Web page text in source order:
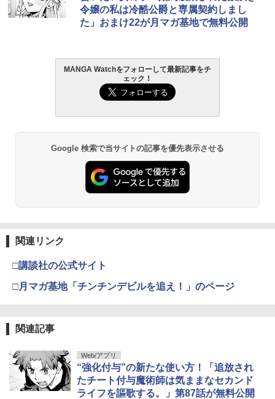
令嬢の私は冷酷公爵と専属契約しまし
た」おまけ22が月マガ基地で無料公開
MANGA Watchをフォローして最新記事をチ
ェック！
Google 検索で当サイトの記事を優先表示させる
関連リンク
□講談社の公式サイト
□月マガ基地「チンチンデビルを追え！」のページ
関連記事
Web/アプリ
“強化付与”の新たな使い方！「追放され
たチート付与魔術師は気ままなセカンド
ライフを謳歌する。」第87話が無料公開